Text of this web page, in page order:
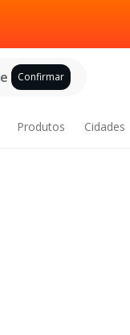
Confirmar
Produtos Cidades